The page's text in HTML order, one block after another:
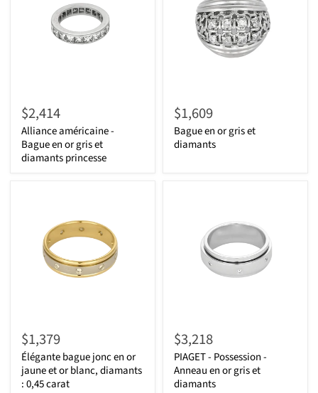
$2,414
Alliance américaine -
Bague en or gris et
diamants princesse
$1,609
Bague en or gris et
diamants
$1,379
Élégante bague jonc en or
jaune et or blanc, diamants
: 0,45 carat
$3,218
PIAGET - Possession -
Anneau en or gris et
diamants